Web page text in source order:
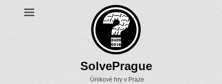
SolvePrague
Únikové hry v Praze